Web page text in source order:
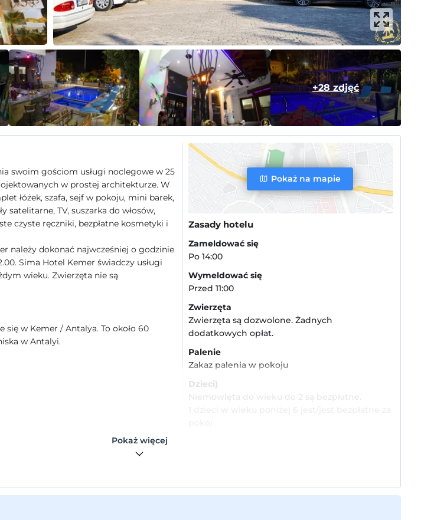
+28 zdjęć
swoim gościom usługi noclegowe w 25
w prostej architekturze. W
łóżek, szafa, sejf w pokoju, mini barek,
satelitarne, TV, suszarka do włosów,
czyste ręczniki, bezpłatne kosmetyki i
należy dokonać najwcześniej o godzinie
Sima Hotel Kemer świadczy usługi
wieku. Zwierzęta nie są
się w Kemer / Antalya. To około 60
w Antalyi.
Pokaż na mapie
Zasady hotelu
Zameldować się
Po 14:00
Wymeldować się
Przed 11:00
Zwierzęta
Zwierzęta są dozwolone. Żadnych
dodatkowych opłat.
Palenie
Zakaz palenia w pokoju
Dzieci)
Niemowlęta do wieku do 2 są bezpłatne.
Pokaż więcej